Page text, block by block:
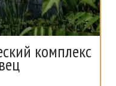
комплекс